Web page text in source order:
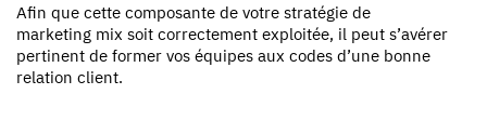
Afin que cette composante de votre stratégie de
marketing mix soit correctement exploitée, il peut s’avérer
pertinent de former vos équipes aux codes d’une bonne
relation client.